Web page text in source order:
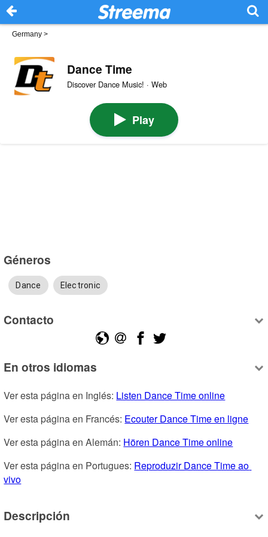
Germany >
Dance Time
Discover Dance Music! · Web
Play
Géneros
Dance Electronic
Contacto
En otros idiomas
Ver esta página en Inglés: Listen Dance Time online
Ver esta página en Francés: Ecouter Dance Time en ligne
Ver esta página en Alemán: Hören Dance Time online
Ver esta página en Portugues: Reproduzir Dance Time ao
vivo
Descripción